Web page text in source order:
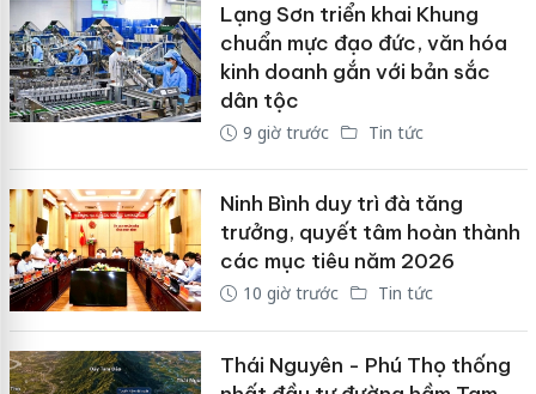
Lạng Sơn triển khai Khung
chuẩn mực đạo đức, văn hóa
kinh doanh gắn với bản sắc
dân tộc
9 giờ trước Tin tức
Ninh Bình duy trì đà tăng
trưởng, quyết tâm hoàn thành
các mục tiêu năm 2026
10 giờ trước Tin tức
Thái Nguyên - Phú Thọ thống